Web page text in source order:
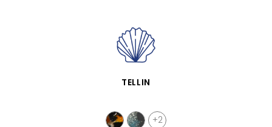
APERÇU RAPIDE
TELLIN
+2